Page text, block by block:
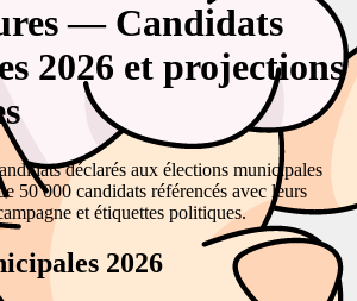
— Candidats
2026 et projections
déclarés aux élections municipales
50 000 candidats référencés avec leurs
et étiquettes politiques.
2026